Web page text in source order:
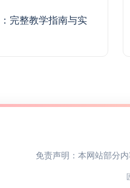
完整教学指南与实
免责声明：本网站部分